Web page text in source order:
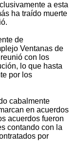
a esta
ha traído muerte
de
Ventanas de
con los
lo que hasta
por los
cabalmente
en acuerdos
acuerdos fueron
contando con la
por